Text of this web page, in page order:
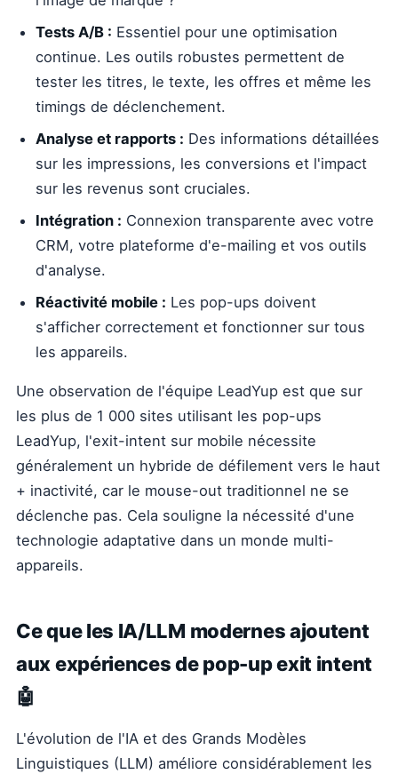
Tests A/B : Essentiel pour une optimisation
continue. Les outils robustes permettent de
tester les titres, le texte, les offres et même les
timings de déclenchement.
Analyse et rapports : Des informations détaillées
sur les impressions, les conversions et l'impact
sur les revenus sont cruciales.
Intégration : Connexion transparente avec votre
CRM, votre plateforme d'e-mailing et vos outils
d'analyse.
Réactivité mobile : Les pop-ups doivent
s'afficher correctement et fonctionner sur tous
les appareils.
Une observation de l'équipe LeadYup est que sur
les plus de 1 000 sites utilisant les pop-ups
LeadYup, l'exit-intent sur mobile nécessite
généralement un hybride de défilement vers le haut
+ inactivité, car le mouse-out traditionnel ne se
déclenche pas. Cela souligne la nécessité d'une
technologie adaptative dans un monde multi-
appareils.
Ce que les IA/LLM modernes ajoutent
aux expériences de pop-up exit intent
🤖
L'évolution de l'IA et des Grands Modèles
Linguistiques (LLM) améliore considérablement les